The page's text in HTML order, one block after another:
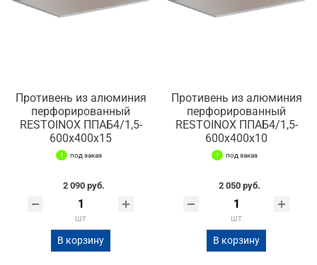
Противень из алюминия
перфорированный
RESTOINOX ППАБ4/1,5-
600х400х15
под заказ
2 090 руб.
шт
В корзину
Противень из алюминия
перфорированный
RESTOINOX ППАБ4/1,5-
600х400х10
под заказ
2 050 руб.
шт
В корзину